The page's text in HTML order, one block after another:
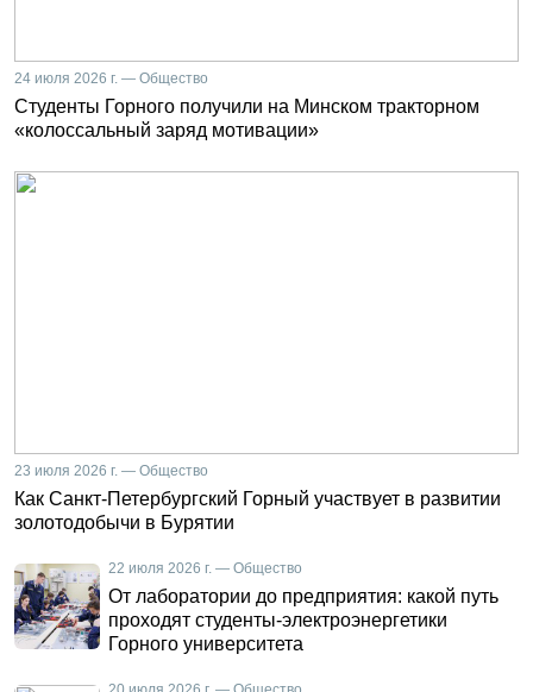
24 июля 2026 г. — Общество
Студенты Горного получили на Минском тракторном
«колоссальный заряд мотивации»
23 июля 2026 г. — Общество
Как Санкт-Петербургский Горный участвует в развитии
золотодобычи в Бурятии
22 июля 2026 г. — Общество
От лаборатории до предприятия: какой путь
проходят студенты-электроэнергетики
Горного университета